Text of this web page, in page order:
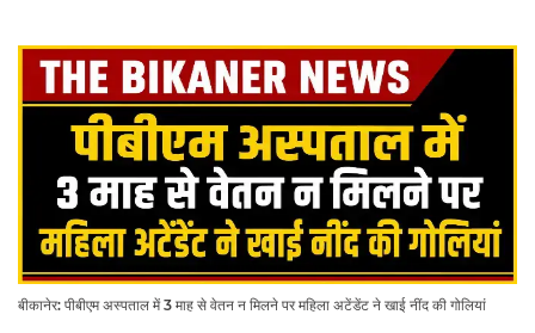
बीकानेर: पीबीएम अस्पताल में 3 माह से वेतन न मिलने पर महिला अटेंडेंट ने खाई नींद की गोलियां